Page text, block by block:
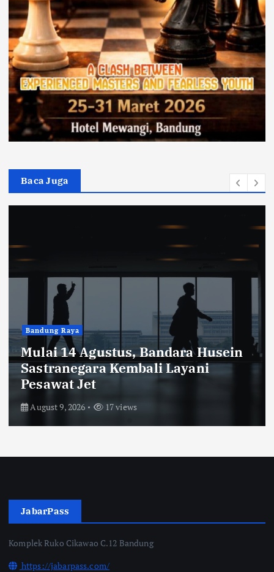
Baca Juga
Bandung Raya
Mulai 14 Agustus, Bandara Husein
Sastranegara Kembali Layani
Pesawat Jet
August 9, 2026 17 views
JabarPass
Komplek Ruko Cikawao C.12 Bandung
https://jabarpass.com/